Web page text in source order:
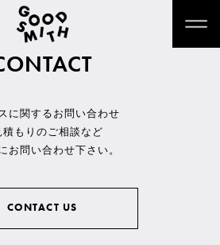
に関するお問い合わせ
積もりのご相談など
お問い合わせ下さい。
CONTACT US